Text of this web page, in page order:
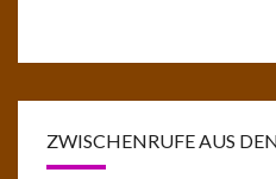
ZWISCHENRUFE AUS